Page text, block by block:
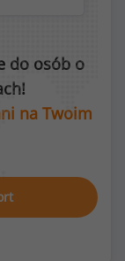
do osób o
na Twoim